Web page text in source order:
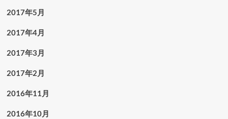
2017年5月
2017年4月
2017年3月
2017年2月
2016年11月
2016年10月